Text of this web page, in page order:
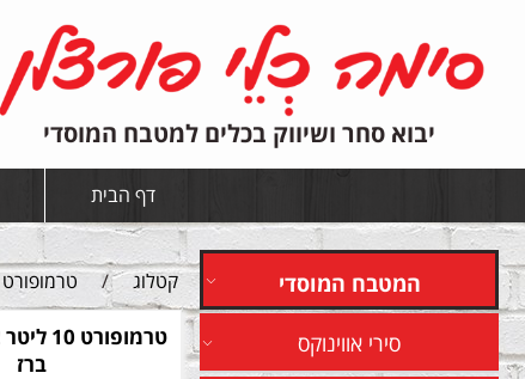
יבוא סחר ושיווק בכלים למטבח המוסדי
דף הבית
המטבח המוסדי
סירי אווינוקס
קטלוג / טרמופורט
ברז